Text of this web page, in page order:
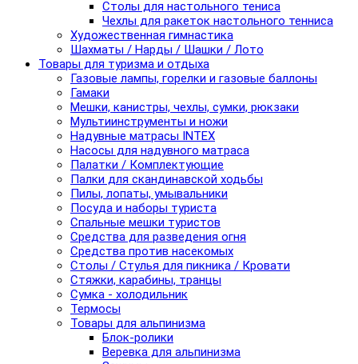
Столы для настольного тениса
Чехлы для ракеток настольного тенниса
Художественная гимнастика
Шахматы / Нарды / Шашки / Лото
Товары для туризма и отдыха
Газовые лампы, горелки и газовые баллоны
Гамаки
Мешки, канистры, чехлы, сумки, рюкзаки
Мультиинструменты и ножи
Надувные матрасы INTEX
Насосы для надувного матраса
Палатки / Комплектующие
Палки для скандинавской ходьбы
Пилы, лопаты, умывальники
Посуда и наборы туриста
Спальные мешки туристов
Средства для разведения огня
Средства против насекомых
Столы / Стулья для пикника / Кровати
Стяжки, карабины, транцы
Сумка - холодильник
Термосы
Товары для альпинизма
Блок-ролики
Веревка для альпинизма